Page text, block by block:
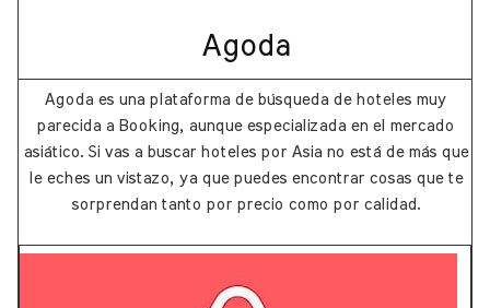
​Agoda
Agoda es una plataforma de búsqueda de hoteles muy
parecida a Booking, aunque especializada en el mercado
asiático. Si vas a buscar hoteles por Asia no está de más que
le eches un vistazo, ya que puedes encontrar cosas que te
sorprendan tanto por precio como por calidad.